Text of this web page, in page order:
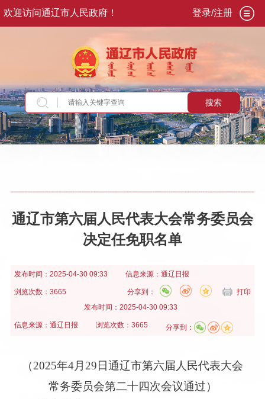
欢迎访问通辽市人民政府！ 登录/注册
搜索
当前位置：首页>政务公开>政府信息公开>法
通辽市第六届人民代表大会常务委员会
决定任免职名单
发布时间： 2025-04-30 09:33 信息来源： 通辽日报
浏览次数：3665 打印
分享到：
发布时间： 2025-04-30 09:33
信息来源： 通辽日报 浏览次数：3665 分享到：
（2025年4月29日通辽市第六届人民代表大会
常务委员会第二十四次会议通过）